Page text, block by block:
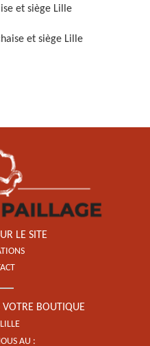
Nettoyage de fauteuil,
et siège Lille
et siège Lille
LE SITE
BOUTIQUE
AU :